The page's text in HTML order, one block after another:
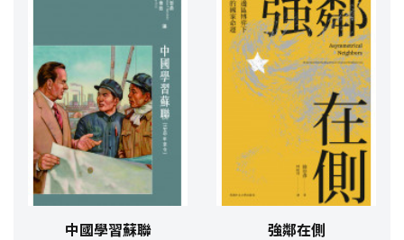
中國學習蘇聯 強鄰在側